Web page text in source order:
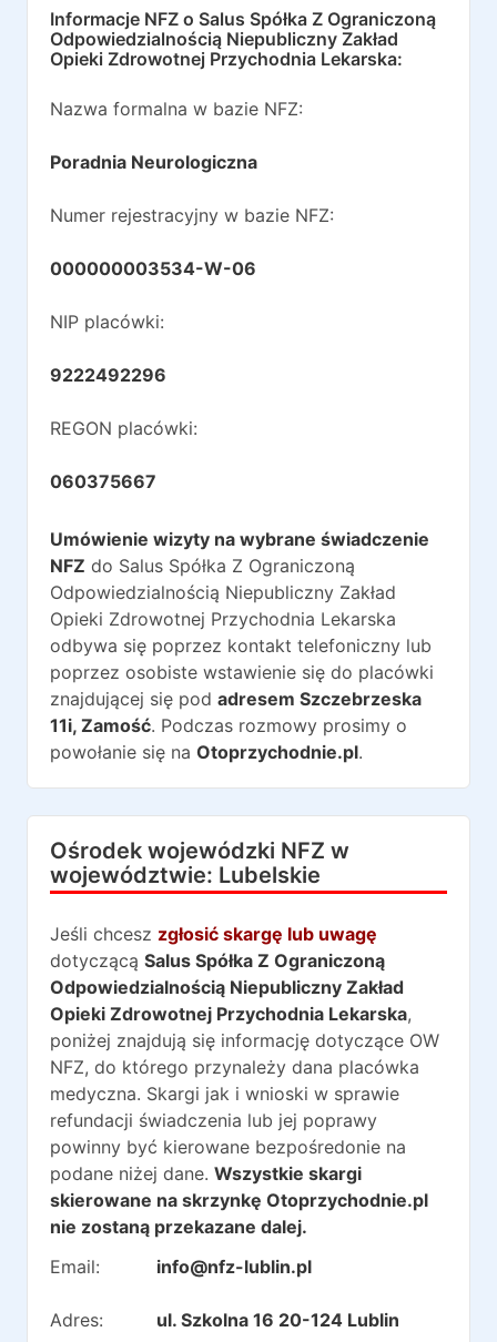
Informacje NFZ o Salus Spółka Z Ograniczoną
Odpowiedzialnością Niepubliczny Zakład
Opieki Zdrowotnej Przychodnia Lekarska:
Nazwa formalna w bazie NFZ:
Poradnia Neurologiczna
Numer rejestracyjny w bazie NFZ:
000000003534-W-06
NIP placówki:
9222492296
REGON placówki:
060375667
Umówienie wizyty na wybrane świadczenie
NFZ do Salus Spółka Z Ograniczoną
Odpowiedzialnością Niepubliczny Zakład
Opieki Zdrowotnej Przychodnia Lekarska
odbywa się poprzez kontakt telefoniczny lub
poprzez osobiste wstawienie się do placówki
znajdującej się pod adresem Szczebrzeska
11i, Zamość. Podczas rozmowy prosimy o
powołanie się na Otoprzychodnie.pl.
Ośrodek wojewódzki NFZ w
województwie: Lubelskie
Jeśli chcesz zgłosić skargę lub uwagę
dotyczącą Salus Spółka Z Ograniczoną
Odpowiedzialnością Niepubliczny Zakład
Opieki Zdrowotnej Przychodnia Lekarska,
poniżej znajdują się informację dotyczące OW
NFZ, do którego przynależy dana placówka
medyczna. Skargi jak i wnioski w sprawie
refundacji świadczenia lub jej poprawy
powinny być kierowane bezpośredonie na
podane niżej dane. Wszystkie skargi
skierowane na skrzynkę Otoprzychodnie.pl
nie zostaną przekazane dalej.
Email:
info@nfz-lublin.pl
Adres: ul. Szkolna 16 20-124 Lublin